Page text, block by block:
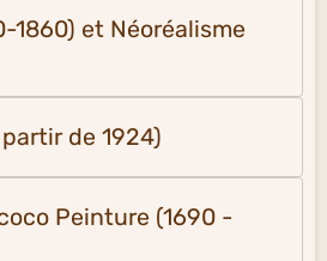
1860) et Néoréalisme
de 1924)
Peinture (1690 -